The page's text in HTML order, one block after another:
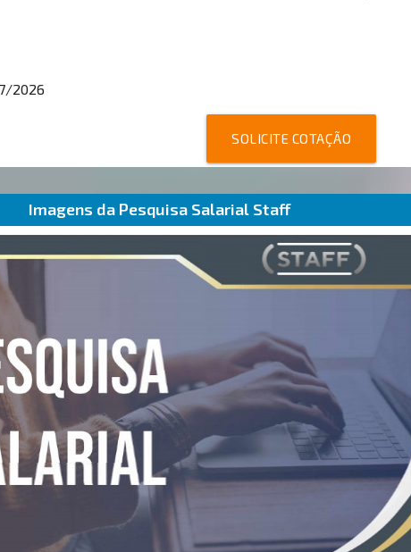
2026
SOLICITE COTAÇÃO
Imagens da Pesquisa Salarial Staff